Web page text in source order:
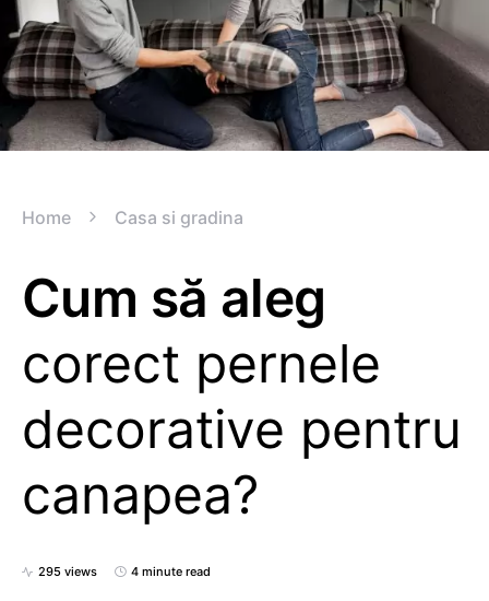
Home Casa si gradina
Cum să aleg
corect pernele
decorative pentru
canapea?
295 views 4 minute read